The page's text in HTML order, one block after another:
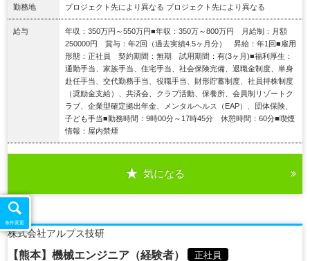
勤務地 プロジェクト先により異なる プロジェクト先により異なる
給与
年収：350万円～550万円■年収：350万～800万円 月給制：月額
250000円 賞与：年2回（過去実績4.5ヶ月分） 昇給：年1回■雇用
形態：正社員 契約期間：無期 試用期間：有(3ヶ月)■福利厚生：
通勤手当、家族手当、住宅手当、社会保険完備、退職金制度、単身
赴任手当、交代勤務手当、役職手当、財形貯蓄制度、社員持株制度
（奨励金支給）、共済会、クラブ活動、保養所、会員制リゾートク
ラブ、企業型確定拠出年金、メンタルヘルス（EAP）、団体保険、
子ども手当■勤務時間：9時00分～17時45分 休憩時間：60分■喫煙
情報：屋内禁煙
気になる
株式会社アルプス技研
【熊本】機械エンジニア（経験者）
正社員
条件変更